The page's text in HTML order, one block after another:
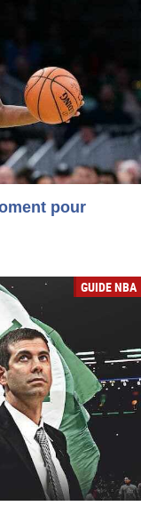
pour
GUIDE NBA